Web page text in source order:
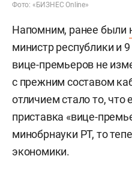
Фото: «БИЗНЕС Online»
Напомним, ранее были
министр республики и
вице-премьеров не
с прежним составом
отличием стало то, что
приставка «вице-
минобрнауки РТ, то
экономики.